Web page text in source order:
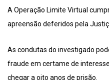
A Operação Limite Virtual
apreensão deferidos pela
As condutas do investigado
fraude em certame de
chegar a oito anos de prisão.